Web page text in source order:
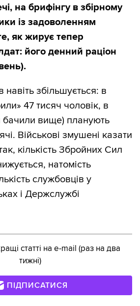
на брифінгу в збірному
із задоволенням
як жирує тепер
його денний раціон
збільшується: в
47 тисяч чоловік, в
вище) планують
Військові змушені казати
кількість Збройних Сил
натомість
службовців у
і Держслужбі
статті на e-mail (раз на два
тижні)
ПІДПИСАТИСЯ